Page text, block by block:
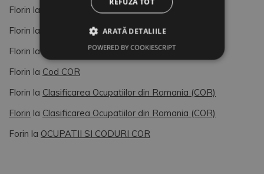
Florin la
OCUPATII SI CODURI COR
Florin la
Managementul Vietii si al Resurselor Umane
Florin la
Florin la Cod COR
Florin la Clasificarea Ocupatiilor din Romania (COR)
Florin la Clasificarea Ocupatiilor din Romania (COR)
Forin la OCUPATII SI CODURI COR
ARATĂ DETALIILE
POWERED BY COOKIESCRIPT